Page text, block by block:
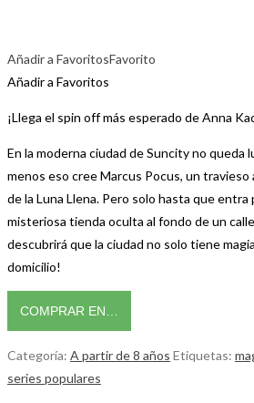
Añadir a FavoritosFavorito
Añadir a Favoritos
¡Llega el spin off más esperado de Anna
En la moderna ciudad de Suncity no queda
menos eso cree Marcus Pocus, un travieso
de la Luna Llena. Pero solo hasta que entra
misteriosa tienda oculta al fondo de un
descubrirá que la ciudad no solo tiene
domicilio!
COMPRAR EN…
Categoría: A partir de 8 años Etiquetas:
series populares